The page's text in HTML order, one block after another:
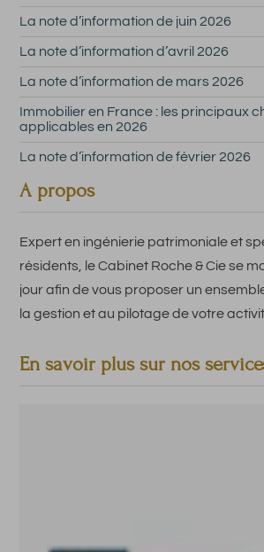
La note d’information de juin 2026
La note d’information d’avril 2026
La note d’information de mars 2026
Immobilier en France : les principaux
applicables en 2026
La note d’information de février 2026
A propos
Expert en ingénierie patrimoniale et
résidents, le Cabinet Roche & Cie se
jour afin de vous proposer un
la gestion et au pilotage de votre
En savoir plus sur nos